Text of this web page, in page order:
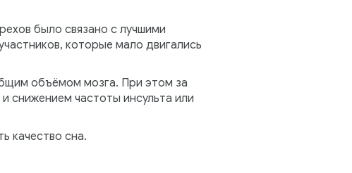
было связано с лучшими
которые мало двигались
объёмом мозга. При этом за
снижением частоты инсульта или
качество сна.